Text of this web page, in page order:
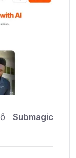
Submagic